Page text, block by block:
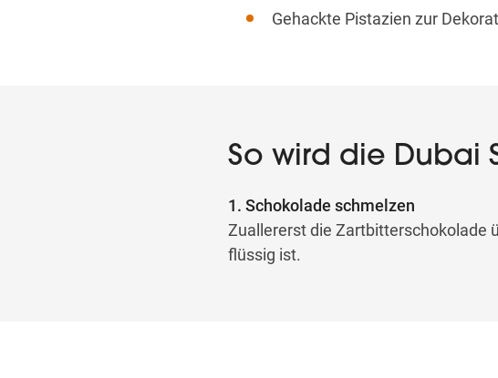
Gehackte Pistazien zur
So wird die Dubai
1. Schokolade schmelzen
Zuallererst die Zartbitterschokolade
flüssig ist.